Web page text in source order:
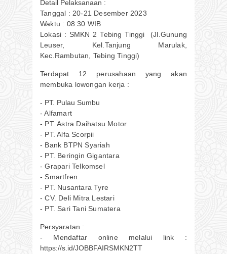
Detail Pelaksanaan :
Tanggal : 20-21 Desember 2023
Waktu : 08:30 WIB
Lokasi : SMKN 2 Tebing Tinggi (Jl.Gunung
Leuser, Kel.Tanjung Marulak,
Kec.Rambutan, Tebing Tinggi)
Terdapat 12 perusahaan yang akan
membuka lowongan kerja :
- PT. Pulau Sumbu
- Alfamart
- PT. Astra Daihatsu Motor
- PT. Alfa Scorpii
- Bank BTPN Syariah
- PT. Beringin Gigantara
- Grapari Telkomsel
- Smartfren
- PT. Nusantara Tyre
- CV. Deli Mitra Lestari
- PT. Sari Tani Sumatera
Persyaratan :
- Mendaftar online melalui link :
https://s.id/JOBBFAIRSMKN2TT